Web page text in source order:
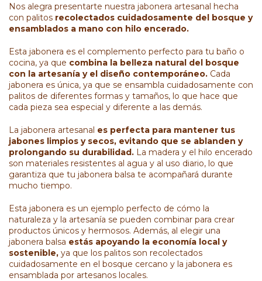
Nos alegra presentarte nuestra jabonera artesanal hecha
con palitos recolectados cuidadosamente del bosque y
ensamblados a mano con hilo encerado.
Esta jabonera es el complemento perfecto para tu baño o
cocina, ya que combina la belleza natural del bosque
con la artesanía y el diseño contemporáneo. Cada
jabonera es única, ya que se ensambla cuidadosamente con
palitos de diferentes formas y tamaños, lo que hace que
cada pieza sea especial y diferente a las demás.
La jabonera artesanal es perfecta para mantener tus
jabones limpios y secos, evitando que se ablanden y
prolongando su durabilidad. La madera y el hilo encerado
son materiales resistentes al agua y al uso diario, lo que
garantiza que tu jabonera balsa te acompañará durante
mucho tiempo.
Esta jabonera es un ejemplo perfecto de cómo la
naturaleza y la artesanía se pueden combinar para crear
productos únicos y hermosos. Además, al elegir una
jabonera balsa estás apoyando la economía local y
sostenible, ya que los palitos son recolectados
cuidadosamente en el bosque cercano y la jabonera es
ensamblada por artesanos locales.